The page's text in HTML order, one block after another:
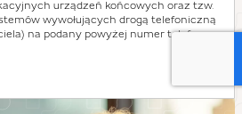
urządzeń końcowych oraz tzw.
wywołujących drogą telefoniczną
na podany powyżej numer telefonu